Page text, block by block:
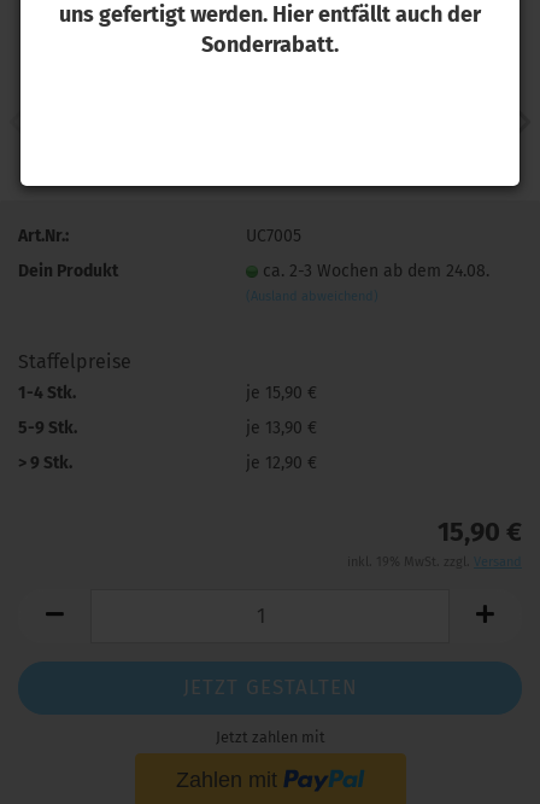
uns gefertigt werden. Hier entfällt auch der
Sonderrabatt.
Art.Nr.:
UC7005
Dein Produkt
ca. 2-3 Wochen ab dem 24.08.
(Ausland abweichend)
Staffelpreise
1-4 Stk.
je 15,90 €
5-9 Stk.
je 13,90 €
> 9 Stk.
je 12,90 €
15,90 €
Versand
JETZT GESTALTEN
Jetzt zahlen mit